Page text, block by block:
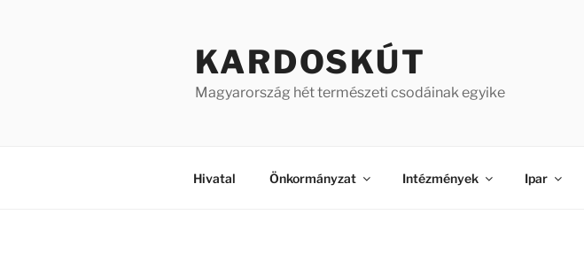
KARDOSKÚT
Magyarország hét természeti csodáinak egyike
Hivatal Önkormányzat Intézmények Ipar